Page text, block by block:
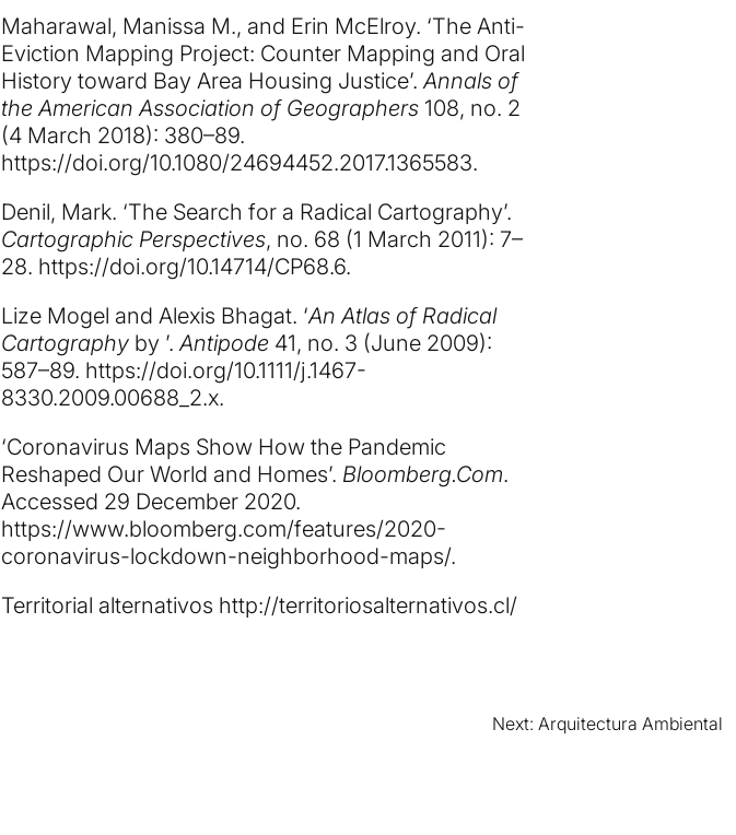
Maharawal, Manissa M., and Erin McElroy. ‘The Anti-
Eviction Mapping Project: Counter Mapping and Oral
History toward Bay Area Housing Justice’.Annals of
the American Association of Geographers 108, no. 2
(4 March 2018): 380–89.
https://doi.org/10.1080/24694452.2017.1365583.
Denil, Mark. ‘The Search for a Radical Cartography’.
Cartographic Perspectives, no. 68 (1 March 2011): 7–
28. https://doi.org/10.14714/CP68.6.
Lize Mogel and Alexis Bhagat. ‘An Atlas of Radical
Cartography by ’.Antipode 41, no. 3 (June 2009):
587–89. https://doi.org/10.1111/j.1467-
8330.2009.00688_2.x.
‘Coronavirus Maps Show How the Pandemic
Reshaped Our World and Homes’. Bloomberg.Com.
Accessed 29 December 2020.
https://www.bloomberg.com/features/2020-
coronavirus-lockdown-neighborhood-maps/.
Territorial alternativos http://territoriosalternativos.cl/
Next: Arquitectura Ambiental